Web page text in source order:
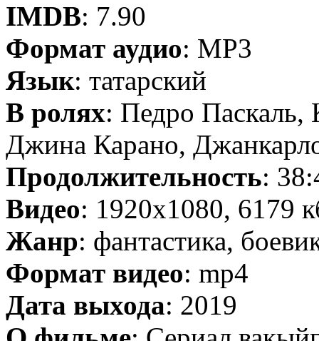
IMDB: 7.90
Формат аудио: MP3
Язык: татарский
В ролях: Педро Паскаль,
Джина Карано,
Продолжительность:
Видео: 1920x1080, 6179
Жанр: фантастика,
Формат видео: mp4
Дата выхода: 2019